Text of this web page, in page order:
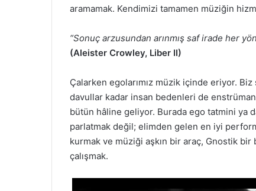
aramamak. Kendimizi tamamen müziğin
“Sonuç arzusundan arınmış saf irade her
(Aleister Crowley, Liber II)
Çalarken egolarımız müzik içinde eriyor.
davullar kadar insan bedenleri de
bütün hâline geliyor. Burada ego tatmini ya
parlatmak değil; elimden gelen en iyi
kurmak ve müziği aşkın bir araç, Gnostik
çalışmak.